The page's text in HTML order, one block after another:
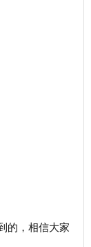
的，相信大家